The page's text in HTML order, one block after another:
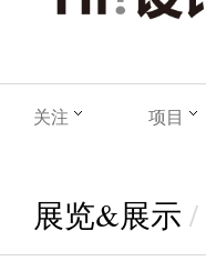
关注 项目
展览&展示 /